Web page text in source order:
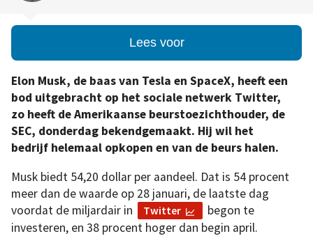
Lees voor
Elon Musk, de baas van Tesla en SpaceX, heeft een
bod uitgebracht op het sociale netwerk Twitter,
zo heeft de Amerikaanse beurstoezichthouder, de
SEC, donderdag bekendgemaakt. Hij wil het
bedrijf helemaal opkopen en van de beurs halen.
Musk biedt 54,20 dollar per aandeel. Dat is 54 procent
meer dan de waarde op 28 januari, de laatste dag
voordat de miljardair in
Twitter
begon te
investeren, en 38 procent hoger dan begin april.